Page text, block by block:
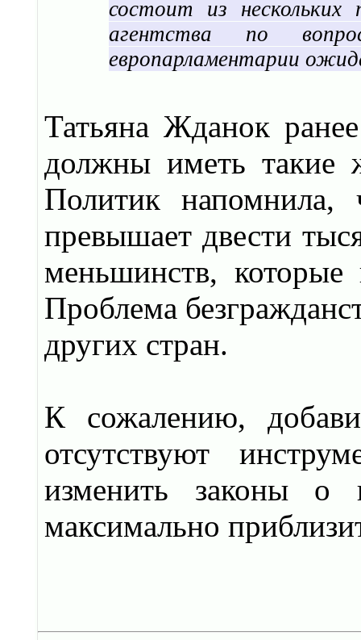
состоит из
агентства по
европарламентарии
Татьяна Жданок
должны иметь такие
Политик напомнила,
превышает двести
меньшинств, которые
Проблема
других стран.
К сожалению,
отсутствуют
изменить законы о
максимально